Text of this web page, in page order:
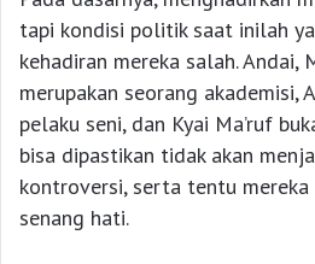
tapi kondisi politik saat inilah
kehadiran mereka salah. Andai,
merupakan seorang akademisi,
pelaku seni, dan Kyai Ma’ruf
bisa dipastikan tidak akan
kontroversi, serta tentu
senang hati.